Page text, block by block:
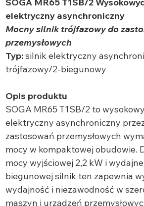
SOGA MR65 T1SB/2
elektryczny asynchroniczny
Mocny silnik trójfazowy do
przemysłowych
Typ:silnik elektryczny
trójfazowy/2-biegunowy
Opis produktu
SOGA MR65 T1SB/2 to
elektryczny asynchroniczny
zastosowań przemysłowych
mocy w kompaktowej obudowie.
mocy wyjściowej 2,2 kW i
biegunowej silnik ten zapewnia
wydajność i niezawodność w
maszyn i urządzeń